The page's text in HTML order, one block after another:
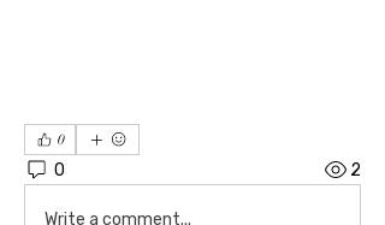
0
0 2
Write a comment...